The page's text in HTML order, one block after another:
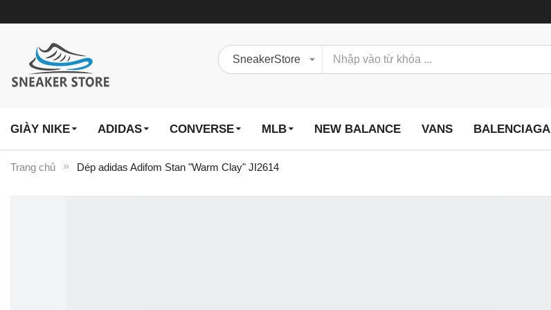
GIÀY NIKE ADIDAS CONVERSE MLB NEW BALANCE VANS BALENCIAGA
Trang chủ Dép adidas Adifom Stan "Warm Clay" JI2614